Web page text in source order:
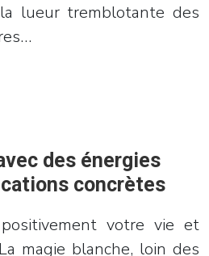
lueur tremblotante des
des énergies
concrètes
positivement votre vie et
magie blanche, loin des